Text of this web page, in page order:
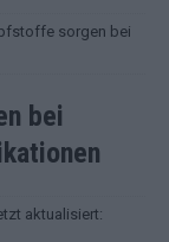
sorgen bei
bei
aktualisiert: